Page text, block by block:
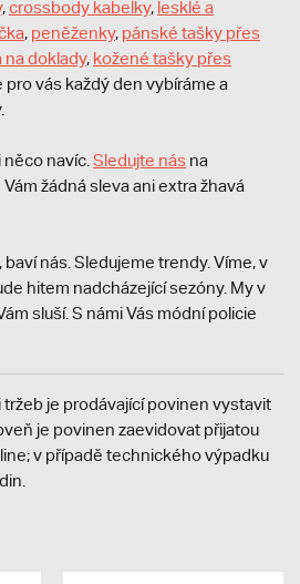
,crossbody kabelky, lesklé a
, peněženky, pánské tašky přes
na doklady, kožené tašky přes
pro vás každý den vybíráme a
navíc. Sledujte nás na
žádná sleva ani extra žhavá
nás. Sledujeme trendy. Víme, v
hitem nadcházející sezóny. My v
sluší. S námi Vás módní policie
tržeb je prodávající povinen vystavit
je povinen zaevidovat přijatou
v případě technického výpadku